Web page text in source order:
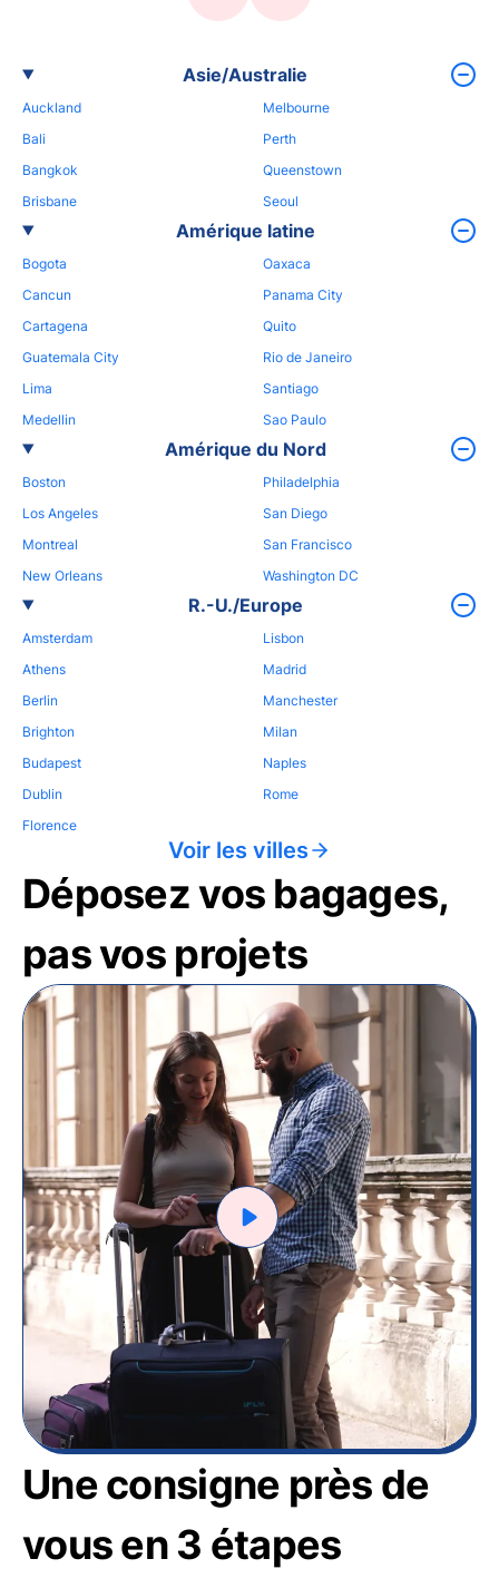
Asie/Australie
Auckland
Bali
Bangkok
Brisbane
Melbourne
Perth
Queenstown
Seoul
Amérique latine
Bogota
Cancun
Cartagena
Guatemala City
Lima
Medellin
Oaxaca
Panama City
Quito
Rio de Janeiro
Santiago
Sao Paulo
Amérique du Nord
Boston
Los Angeles
Montreal
New Orleans
Philadelphia
San Diego
San Francisco
Washington DC
R.-U./Europe
Amsterdam
Athens
Berlin
Brighton
Budapest
Dublin
Florence
Lisbon
Madrid
Manchester
Milan
Naples
Rome
Voir les villes
Déposez vos bagages,
pas vos projets
Une consigne près de
vous en 3 étapes